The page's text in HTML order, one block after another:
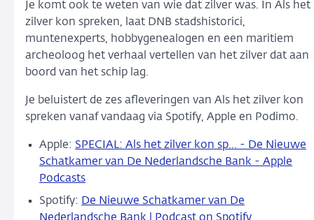
Je komt ook te weten van wie dat zilver was. In Als het
zilver kon spreken, laat DNB stadshistorici,
muntenexperts, hobbygenealogen en een maritiem
archeoloog het verhaal vertellen van het zilver dat aan
boord van het schip lag.
Je beluistert de zes afleveringen van Als het zilver kon
spreken vanaf vandaag via Spotify, Apple en Podimo.
Apple: SPECIAL: Als het zilver kon sp… - De Nieuwe
Schatkamer van De Nederlandsche Bank - Apple
Podcasts
Spotify: De Nieuwe Schatkamer van De